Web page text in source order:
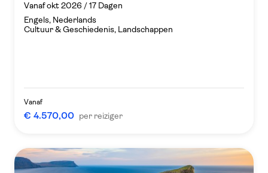
Vanaf okt 2026 / 17 Dagen
Engels, Nederlands
Cultuur & Geschiedenis, Landschappen
Vanaf
€ 4.570,00 per reiziger